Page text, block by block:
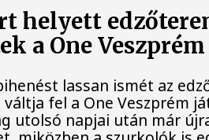
helyett
a One
lassan ismét az
fel a One Veszprém
utolsó napjai után már